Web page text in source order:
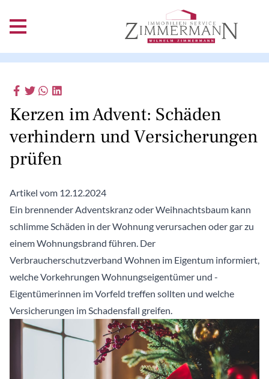
Kerzen im Advent: Schäden
verhindern und Versicherungen
prüfen
Artikel vom 12.12.2024
Ein brennender Adventskranz oder Weihnachtsbaum kann
schlimme Schäden in der Wohnung verursachen oder gar zu
einem Wohnungsbrand führen. Der
Verbraucherschutzverband Wohnen im Eigentum informiert,
welche Vorkehrungen Wohnungseigentümer und -
Eigentümerinnen im Vorfeld treffen sollten und welche
Versicherungen im Schadensfall greifen.